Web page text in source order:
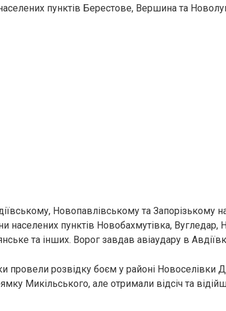
пунктів Берестове, Вершина та
Новопавлівському та Запорізькому
населених пунктів Новобахмутівка, Вугледар,
та інших. Ворог завдав авіаудару в
провели розвідку боєм у районі Новоселівки
Микільського, але отримали відсіч та